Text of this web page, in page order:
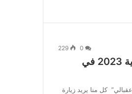
229
أفضل 4 منتجعات صحية 2023 في
كل منا يريد زيارة